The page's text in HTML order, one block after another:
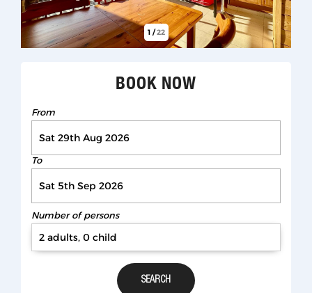
1/22
BOOK NOW
From
To
Number of persons
2 adults, 0 child